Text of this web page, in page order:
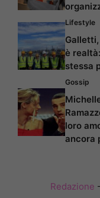
Lifestyle
è
stessa
Gossip
loro
ancora
Redazione -